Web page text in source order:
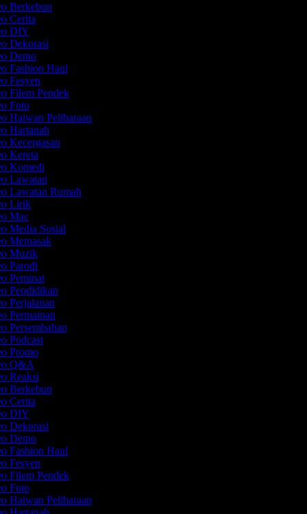
Berkebun
Cerita
DIY
Dekorasi
Demo
Fashion Haul
Fesyen
Filem Pendek
Foto
Haiwan Peliharaan
Hartanah
Kecergasan
Kereta
Komedi
Lawatan
Lawatan Rumah
Lirik
Mac
Media Sosial
Memasak
Muzik
Parodi
Peminat
Pendidikan
Perjalanan
Permainan
Persembahan
Podcast
Promo
Q&A
Reaksi
Berkebun
Cerita
DIY
Dekorasi
Demo
Fashion Haul
Fesyen
Filem Pendek
Foto
Haiwan Peliharaan